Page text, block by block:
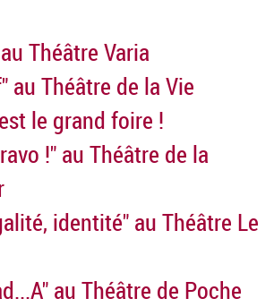
Théâtre Varia
au Théâtre de la Vie
le grand foire !
!" au Théâtre de la
identité" au Théâtre Le
au Théâtre de Poche